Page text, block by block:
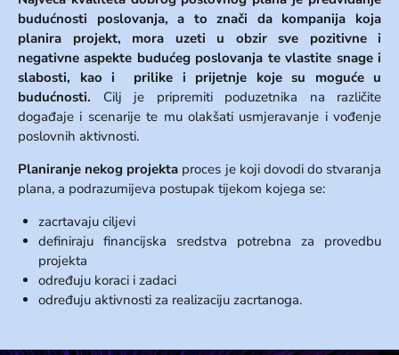
budućnosti poslovanja, a to znači da kompanija koja
planira projekt, mora uzeti u obzir sve pozitivne i
negativne aspekte budućeg poslovanja te vlastite snage i
slabosti, kao i prilike i prijetnje koje su moguće u
budućnosti. Cilj je pripremiti poduzetnika na različite
događaje i scenarije te mu olakšati usmjeravanje i vođenje
poslovnih aktivnosti.
Planiranje nekog projekta proces je koji dovodi do stvaranja
plana, a podrazumijeva postupak tijekom kojega se:
zacrtavaju ciljevi
definiraju financijska sredstva potrebna za provedbu
projekta
određuju koraci i zadaci
određuju aktivnosti za realizaciju zacrtanoga.